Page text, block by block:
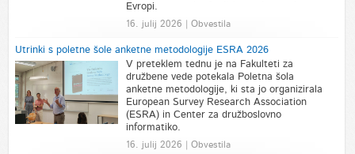
Evropi.
16. julij 2026 | Obvestila
Utrinki s poletne šole anketne metodologije ESRA 2026
V preteklem tednu je na Fakulteti za
družbene vede potekala Poletna šola
anketne metodologije, ki sta jo organizirala
European Survey Research Association
(ESRA) in Center za družboslovno
informatiko.
16. julij 2026 | Obvestila